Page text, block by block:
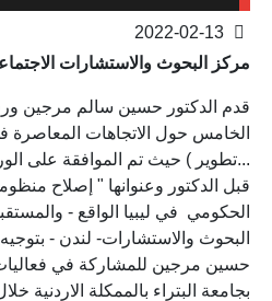
مركز البحوث والاستشارات
قدم الدكتور حسين سالم مرجين
الخامس حول الاتجاهات
...تطوير ) حيث تم الموافقة على
قبل الدكتور وعنوانها " إصلاح
الحكومي في ليبيا الواقع -
البحوث والاستشارات- لندن -
حسين مرجين للمشاركة في